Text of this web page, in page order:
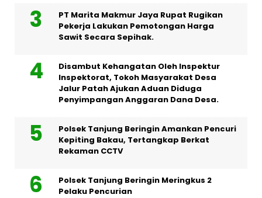
PT Marita Makmur Jaya Rupat Rugikan
Pekerja Lakukan Pemotongan Harga
Sawit Secara Sepihak.
Disambut Kehangatan Oleh Inspektur
Inspektorat, Tokoh Masyarakat Desa
Jalur Patah Ajukan Aduan Diduga
Penyimpangan Anggaran Dana Desa.
Polsek Tanjung Beringin Amankan Pencuri
Kepiting Bakau, Tertangkap Berkat
Rekaman CCTV
Polsek Tanjung Beringin Meringkus 2
Pelaku Pencurian